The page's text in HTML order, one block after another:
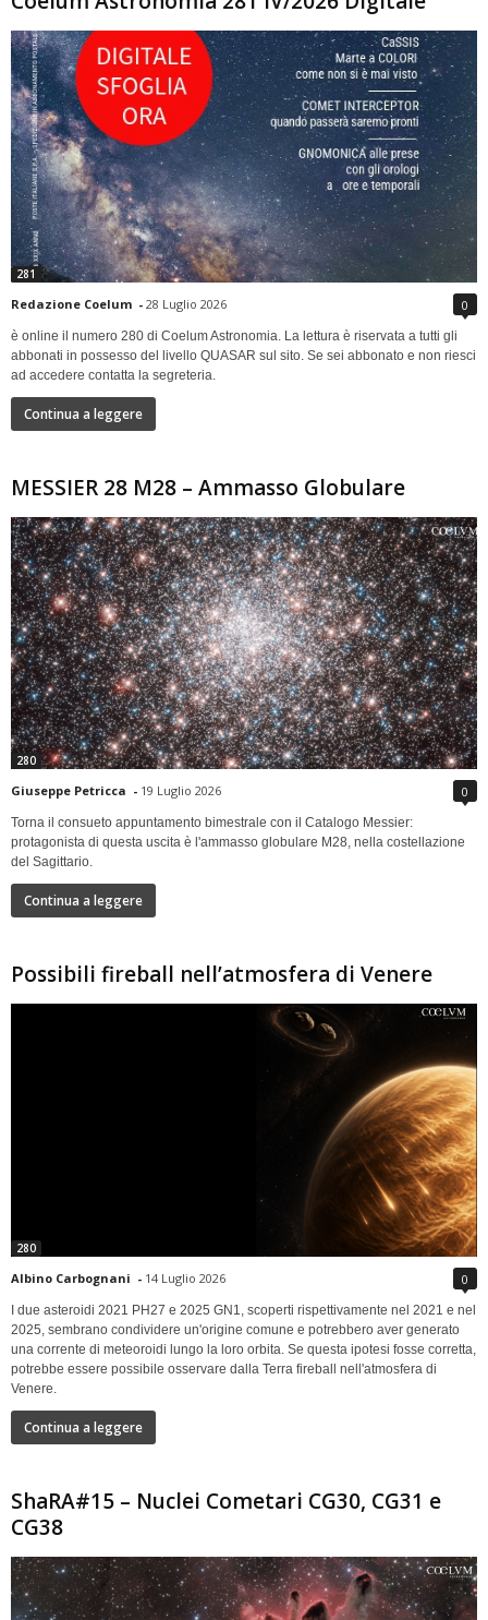
281
Redazione Coelum - 28 Luglio 2026 0
è online il numero 280 di Coelum Astronomia. La lettura è riservata a tutti gli
abbonati in possesso del livello QUASAR sul sito. Se sei abbonato e non riesci
ad accedere contatta la segreteria.
Continua a leggere
MESSIER 28 M28 – Ammasso Globulare
280
Giuseppe Petricca - 19 Luglio 2026 0
Torna il consueto appuntamento bimestrale con il Catalogo Messier:
protagonista di questa uscita è l'ammasso globulare M28, nella costellazione
del Sagittario.
Continua a leggere
Possibili fireball nell’atmosfera di Venere
280
Albino Carbognani - 14 Luglio 2026 0
I due asteroidi 2021 PH27 e 2025 GN1, scoperti rispettivamente nel 2021 e nel
2025, sembrano condividere un'origine comune e potrebbero aver generato
una corrente di meteoroidi lungo la loro orbita. Se questa ipotesi fosse corretta,
potrebbe essere possibile osservare dalla Terra fireball nell'atmosfera di
Venere.
Continua a leggere
ShaRA#15 – Nuclei Cometari CG30, CG31 e
CG38